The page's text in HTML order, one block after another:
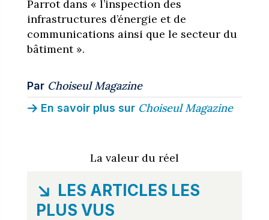
Parrot dans « l’inspection des
infrastructures d’énergie et de
communications ainsi que le secteur du
bâtiment ».
Par Choiseul Magazine
En savoir plus sur Choiseul Magazine
La valeur du réel
LES ARTICLES LES
PLUS VUS